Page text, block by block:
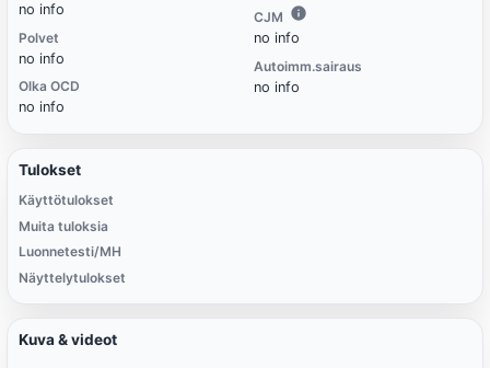
no info
Polvet
no info
Olka OCD
no info
CJM
no info
Autoimm.sairaus
no info
Tulokset
Käyttötulokset
Muita tuloksia
Luonnetesti/MH
Näyttelytulokset
Kuva & videot